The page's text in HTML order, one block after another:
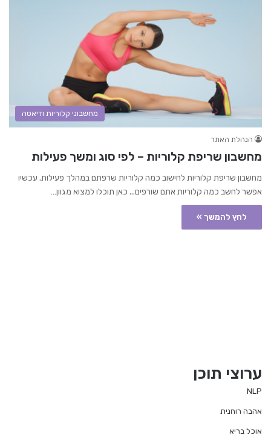
מחשבוני קלוריות ודיאטה
הנהלת האתר
מחשבון שריפת קלוריות – לפי סוג ומשך פעילות
מחשבון שריפת קלוריות לחישוב כמה קלוריות שרפתם במהלך פעילות. עכשיו
אפשר לחשב כמה קלוריות אתם שורפים... כאן תוכלו למצוא מגוון…
לחץ להמשך »
ערוצי תוכן
NLP
אהבה רוחנית
אוכל בריא